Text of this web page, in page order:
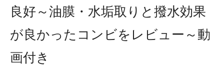
良好～油膜・水垢取りと撥水効果
が良かったコンビをレビュー～動
画付き